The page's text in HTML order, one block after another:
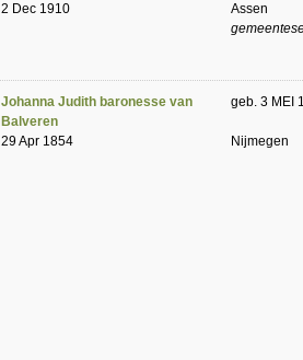
2 Dec 1910
Assen
Johanna Judith baronesse van
Balveren
geb. 3 MEI
29 Apr 1854 Nijmegen